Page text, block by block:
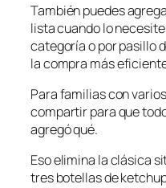
También puedes
lista cuando lo
categoría o por pasillo
la compra más
Para familias con
compartir para que
agregó qué.
Eso elimina la clásica
tres botellas de